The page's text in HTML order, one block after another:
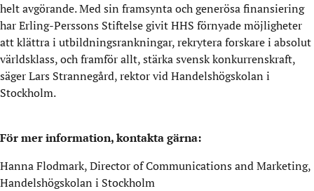
helt avgörande. Med sin framsynta och generösa finansiering
har Erling-Perssons Stiftelse givit HHS förnyade möjligheter
att klättra i utbildningsrankningar, rekrytera forskare i absolut
världsklass, och framför allt, stärka svensk konkurrenskraft,
säger Lars Strannegård, rektor vid Handelshögskolan i
Stockholm.
För mer information, kontakta gärna:
Hanna Flodmark, Director of Communications and Marketing,
Handelshögskolan i Stockholm